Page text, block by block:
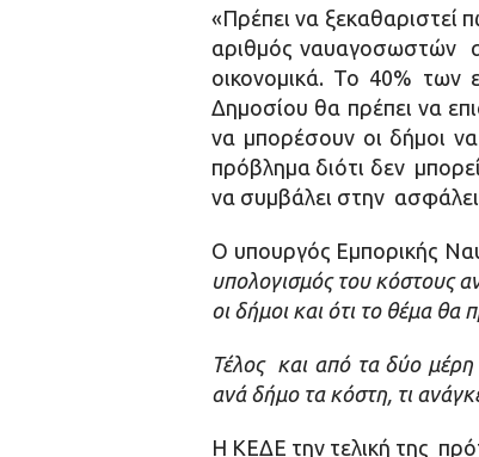
«Πρέπει να ξεκαθαριστεί
αριθμός ναυαγοσωστών
οικονομικά. Το 40% των
Δημοσίου θα πρέπει να
να μπορέσουν οι δήμοι
πρόβλημα διότι δεν
να συμβάλει στην
Ο υπουργός Εμπορικής
υπολογισμός του κόστους
οι δήμοι και ότι το θέμα θα
Τέλος και από τα δύο
ανά δήμο τα κόστη, τι
Η ΚΕΔΕ την τελική της